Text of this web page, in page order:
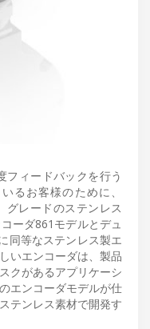
フィードバックを行う
るお客様のために、
グレードのステンレス
ーダ861モデルとデュ
同等なステンレス製エ
いエンコーダは、製品
クがあるアプリケーシ
エンコーダモデルが仕
テンレス素材で開発す